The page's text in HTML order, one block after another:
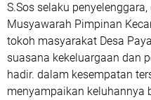
S.Sos selaku
Musyawarah Pimpinan
tokoh masyarakat Desa
suasana kekeluargaan dan
hadir. dalam kesempatan
menyampaikan keluhannya